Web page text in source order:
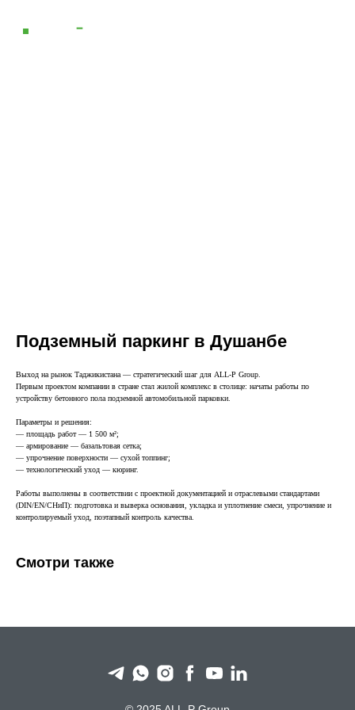
Подземный паркинг в Душанбе
Выход на рынок Таджикистана — стратегический шаг для ALL-P Group.
Первым проектом компании в стране стал жилой комплекс в столице: начаты работы по
устройству бетонного пола подземной автомобильной парковки.
Параметры и решения:
— площадь работ — 1 500 м²;
— армирование — базальтовая сетка;
— упрочнение поверхности — сухой топпинг;
— технологический уход — кюринг.
Работы выполнены в соответствии с проектной документацией и отраслевыми стандартами
(DIN/EN/СНиП): подготовка и выверка основания, укладка и уплотнение смеси, упрочнение и
контролируемый уход, поэтапный контроль качества.
Смотри также